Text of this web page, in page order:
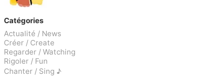
Catégories
Actualité / News
Créer / Create
Regarder / Watching
Rigoler / Fun
Chanter / Sing ♪